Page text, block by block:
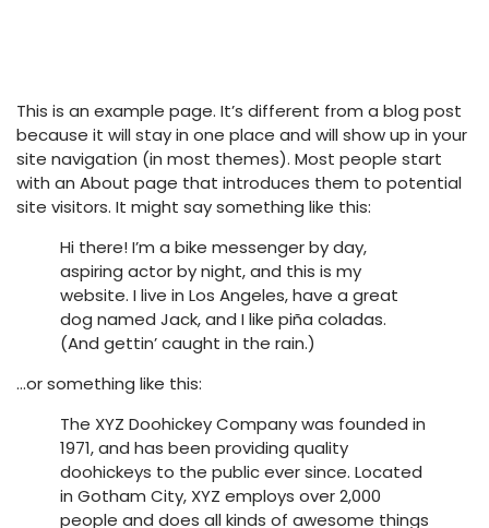
This is an example page. It’s different from a blog post
because it will stay in one place and will show up in your
site navigation (in most themes). Most people start
with an About page that introduces them to potential
site visitors. It might say something like this:
Hi there! I’m a bike messenger by day,
aspiring actor by night, and this is my
website. I live in Los Angeles, have a great
dog named Jack, and I like piña coladas.
(And gettin’ caught in the rain.)
…or something like this:
The XYZ Doohickey Company was founded in
1971, and has been providing quality
doohickeys to the public ever since. Located
in Gotham City, XYZ employs over 2,000
people and does all kinds of awesome things